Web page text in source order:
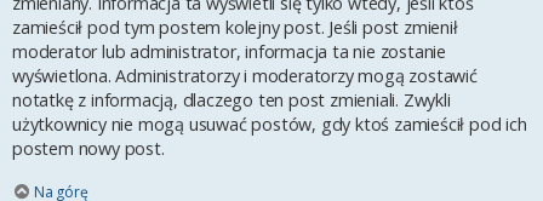
zamieścił pod tym postem kolejny post. Jeśli post zmienił
moderator lub administrator, informacja ta nie zostanie
wyświetlona. Administratorzy i moderatorzy mogą zostawić
notatkę z informacją, dlaczego ten post zmieniali. Zwykli
użytkownicy nie mogą usuwać postów, gdy ktoś zamieścił pod ich
postem nowy post.
Na górę